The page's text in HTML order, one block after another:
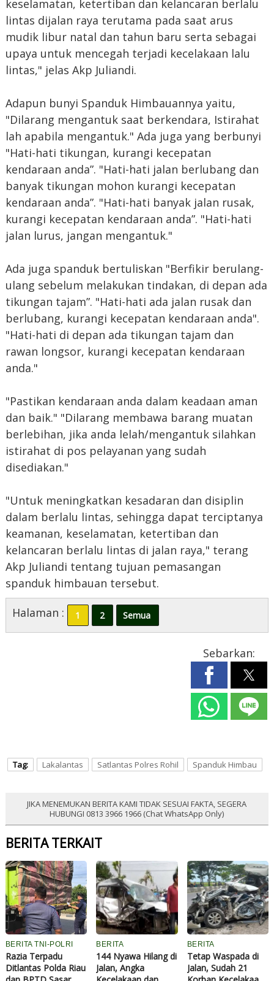
keselamatan, ketertiban dan kelancaran berlalu
lintas dijalan raya terutama pada saat arus
mudik libur natal dan tahun baru serta sebagai
upaya untuk mencegah terjadi kecelakaan lalu
lintas," jelas Akp Juliandi.
Adapun bunyi Spanduk Himbauannya yaitu,
"Dilarang mengantuk saat berkendara, Istirahat
lah apabila mengantuk." Ada juga yang berbunyi
"Hati-hati tikungan, kurangi kecepatan
kendaraan anda”. "Hati-hati jalan berlubang dan
banyak tikungan mohon kurangi kecepatan
kendaraan anda”. "Hati-hati banyak jalan rusak,
kurangi kecepatan kendaraan anda”. "Hati-hati
jalan lurus, jangan mengantuk."
Ada juga spanduk bertuliskan "Berfikir berulang-
ulang sebelum melakukan tindakan, di depan ada
tikungan tajam”. "Hati-hati ada jalan rusak dan
berlubang, kurangi kecepatan kendaraan anda".
"Hati-hati di depan ada tikungan tajam dan
rawan longsor, kurangi kecepatan kendaraan
anda."
"Pastikan kendaraan anda dalam keadaan aman
dan baik." "Dilarang membawa barang muatan
berlebihan, jika anda lelah/mengantuk silahkan
istirahat di pos pelayanan yang sudah
disediakan."
"Untuk meningkatkan kesadaran dan disiplin
dalam berlalu lintas, sehingga dapat terciptanya
keamanan, keselamatan, ketertiban dan
kelancaran berlalu lintas di jalan raya," terang
Akp Juliandi tentang tujuan pemasangan
spanduk himbauan tersebut.
Halaman :
1 2 Semua
Sebarkan:
Tag: Lakalantas Satlantas Polres Rohil Spanduk Himbau
JIKA MENEMUKAN BERITA KAMI TIDAK SESUAI FAKTA, SEGERA
HUBUNGI 0813 3966 1966 (Chat WhatsApp Only)
BERITA TERKAIT
BERITA TNI-POLRI
Razia Terpadu
Ditlantas Polda Riau
BERITA
144 Nyawa Hilang di
Jalan, Angka
BERITA
Tetap Waspada di
Jalan, Sudah 21